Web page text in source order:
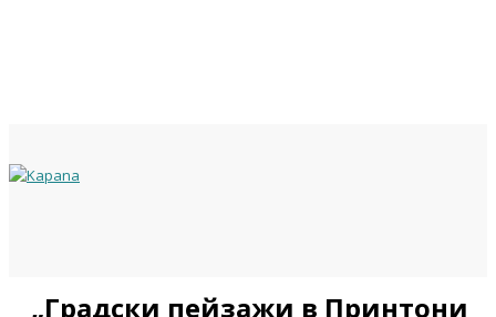
„Градски пейзажи в Принтони